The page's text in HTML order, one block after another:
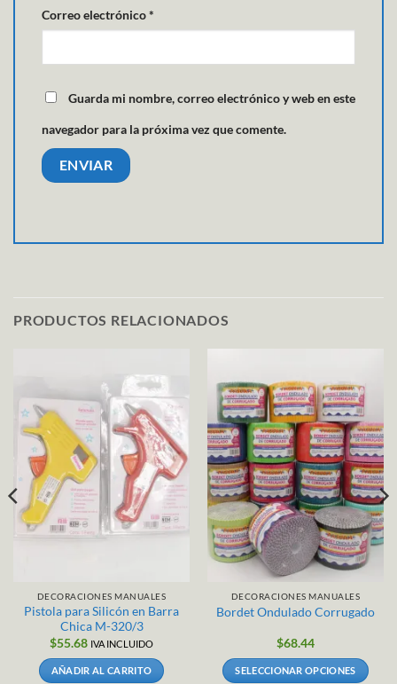
Correo electrónico*
Guarda mi nombre, correo electrónico y web en este
navegador para la próxima vez que comente.
PRODUCTOS RELACIONADOS
DECORACIONES MANUALES
Pistola para Silicón en Barra
Chica M-320/3
$55.68 IVA INCLUIDO
AÑADIR AL CARRITO
DECORACIONES MANUALES
Bordet Ondulado Corrugado
$68.44
SELECCIONAR OPCIONES